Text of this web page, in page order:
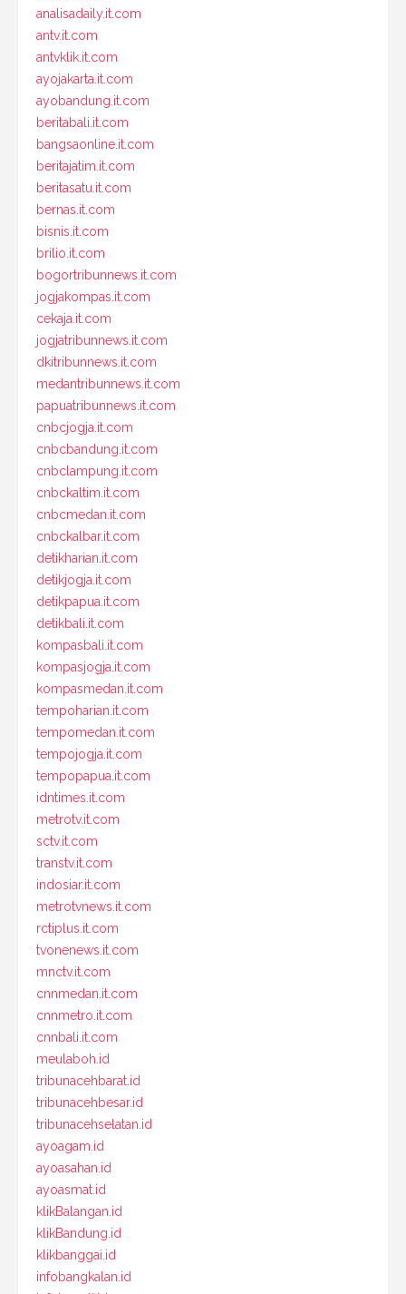
analisadaily.it.com
antv.it.com
antvklik.it.com
ayojakarta.it.com
ayobandung.it.com
beritabali.it.com
bangsaonline.it.com
beritajatim.it.com
beritasatu.it.com
bernas.it.com
bisnis.it.com
brilio.it.com
bogortribunnews.it.com
jogjakompas.it.com
cekaja.it.com
jogjatribunnews.it.com
dkitribunnews.it.com
medantribunnews.it.com
papuatribunnews.it.com
cnbcjogja.it.com
cnbcbandung.it.com
cnbclampung.it.com
cnbckaltim.it.com
cnbcmedan.it.com
cnbckalbar.it.com
detikharian.it.com
detikjogja.it.com
detikpapua.it.com
detikbali.it.com
kompasbali.it.com
kompasjogja.it.com
kompasmedan.it.com
tempoharian.it.com
tempomedan.it.com
tempojogja.it.com
tempopapua.it.com
idntimes.it.com
metrotv.it.com
sctv.it.com
transtv.it.com
indosiar.it.com
metrotvnews.it.com
rctiplus.it.com
tvonenews.it.com
mnctv.it.com
cnnmedan.it.com
cnnmetro.it.com
cnnbali.it.com
meulaboh.id
tribunacehbarat.id
tribunacehbesar.id
tribunacehselatan.id
ayoagam.id
ayoasahan.id
ayoasmat.id
klikBalangan.id
klikBandung.id
klikbanggai.id
infobangkalan.id